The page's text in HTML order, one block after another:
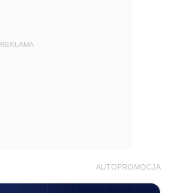
REKLAMA
AUTOPROMOCJA